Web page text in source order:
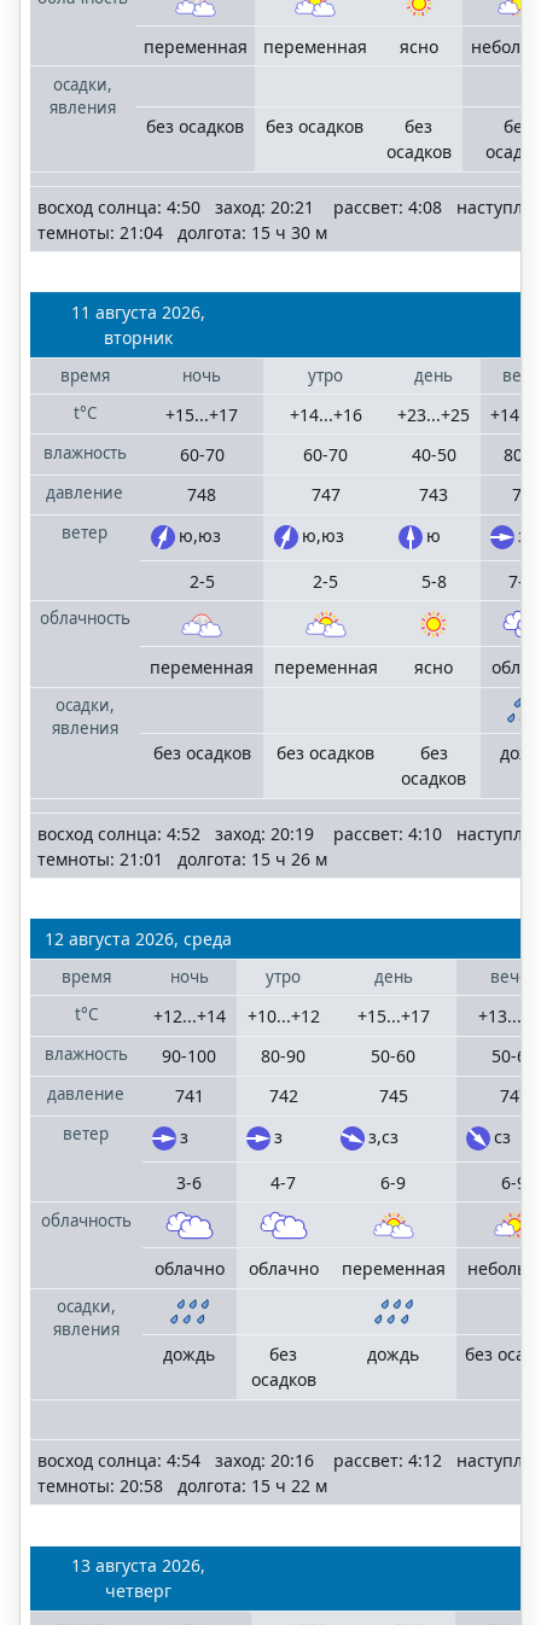
осадки,
явления
переменная
без осадков
переменная
без осадков
ясно
без
осадков
без
восход солнца: 4:50 заход: 20:21 рассвет: 4:08
темноты: 21:04 долгота: 15 ч 30 м
11 августа 2026,
вторник
время
t°C
влажность
давление
ветер
облачность
осадки,
явления
ночь
+15...+17
60-70
748
ю,юз
2-5
переменная
без осадков
утро
+14...+16
60-70
747
ю,юз
2-5
переменная
без осадков
день
+23...+25
40-50
743
ю
5-8
ясно
без
осадков
80-
741
з
7-
восход солнца: 4:52 заход: 20:19 рассвет: 4:10
темноты: 21:01 долгота: 15 ч 26 м
12 августа 2026, среда
время
t°C
влажность
давление
ветер
облачность
осадки,
явления
ночь
+12...+14
90-100
741
з
3-6
облачно
дождь
утро
+10...+12
80-90
742
з
4-7
облачно
без
осадков
день
+15...+17
50-60
745
з,сз
6-9
переменная
дождь
вечер
50-60
747
сз
6-9
без
восход солнца: 4:54 заход: 20:16 рассвет: 4:12
темноты: 20:58 долгота: 15 ч 22 м
13 августа 2026,
четверг